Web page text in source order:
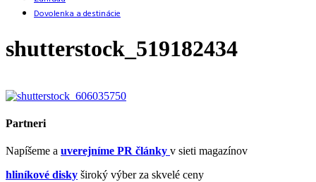
Dovolenka a destinácie
shutterstock_519182434
Partneri
Napíšeme a uverejníme PR články v sieti magazínov
hliníkové disky široký výber za skvelé ceny